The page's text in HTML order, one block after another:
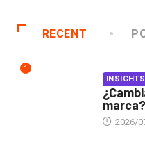
RECENT
1
INSIGHTS
2026/